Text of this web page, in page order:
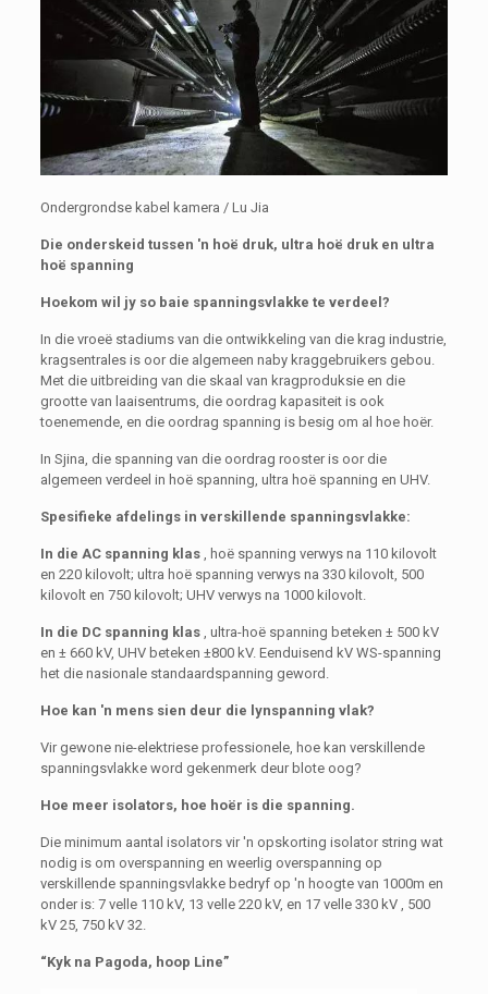
Ondergrondse kabel kamera / Lu Jia
Die onderskeid tussen 'n hoë druk, ultra hoë druk en ultra
hoë spanning
Hoekom wil jy so baie spanningsvlakke te verdeel?
In die vroeë stadiums van die ontwikkeling van die krag industrie,
kragsentrales is oor die algemeen naby kraggebruikers gebou.
Met die uitbreiding van die skaal van kragproduksie en die
grootte van laaisentrums, die oordrag kapasiteit is ook
toenemende, en die oordrag spanning is besig om al hoe hoër.
In Sjina, die spanning van die oordrag rooster is oor die
algemeen verdeel in hoë spanning, ultra hoë spanning en UHV.
Spesifieke afdelings in verskillende spanningsvlakke:
In die AC spanning klas, hoë spanning verwys na 110 kilovolt
en 220 kilovolt; ultra hoë spanning verwys na 330 kilovolt, 500
kilovolt en 750 kilovolt; UHV verwys na 1000 kilovolt.
In die DC spanning klas, ultra-hoë spanning beteken ± 500 kV
en ± 660 kV, UHV beteken ±800 kV. Eenduisend kV WS-spanning
het die nasionale standaardspanning geword.
Hoe kan 'n mens sien deur die lynspanning vlak?
Vir gewone nie-elektriese professionele, hoe kan verskillende
spanningsvlakke word gekenmerk deur blote oog?
Hoe meer isolators, hoe hoër is die spanning.
Die minimum aantal isolators vir 'n opskorting isolator string wat
nodig is om overspanning en weerlig overspanning op
verskillende spanningsvlakke bedryf op 'n hoogte van 1000m en
onder is: 7 velle 110 kV, 13 velle 220 kV, en 17 velle 330 kV , 500
kV 25, 750 kV 32.
“Kyk na Pagoda, hoop Line”